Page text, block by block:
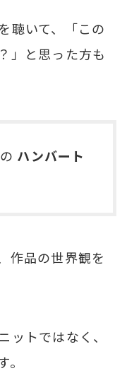
聴いて、「この
」と思った方も
ハンバート
作品の世界観を
ットではなく、
。